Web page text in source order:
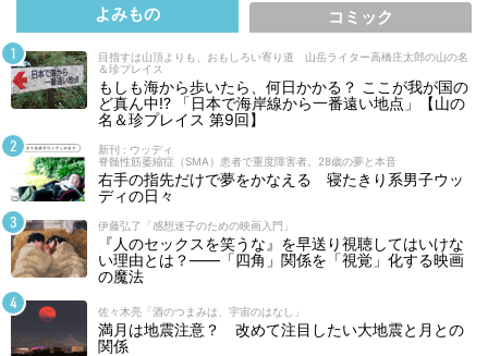
よみもの コミック
目指すは山頂よりも、おもしろい寄り道 山岳ライター高橋庄太郎の山の名
＆珍プレイス
もしも海から歩いたら、何日かかる？ ここが我が国の
ど真ん中!? 「日本で海岸線から一番遠い地点」【山の
名＆珍プレイス 第9回】
新刊 : ウッディ
脊髄性筋萎縮症（SMA）患者で重度障害者。28歳の夢と本音
右手の指先だけで夢をかなえる 寝たきり系男子ウッ
ディの日々
伊藤弘了「感想迷子のための映画入門」
『人のセックスを笑うな』を早送り視聴してはいけな
い理由とは？――「四角」関係を「視覚」化する映画
の魔法
佐々木亮「酒のつまみは、宇宙のはなし」
満月は地震注意？ 改めて注目したい大地震と月との
関係